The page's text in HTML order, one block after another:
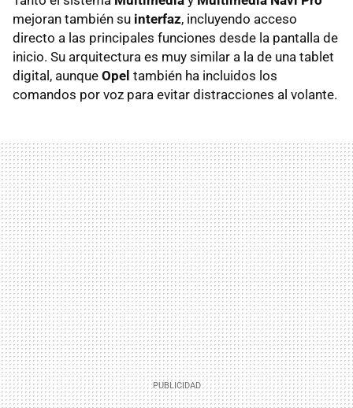
mejoran también su interfaz, incluyendo acceso
directo a las principales funciones desde la pantalla de
inicio. Su arquitectura es muy similar a la de una tablet
digital, aunque Opel también ha incluidos los
comandos por voz para evitar distracciones al volante.